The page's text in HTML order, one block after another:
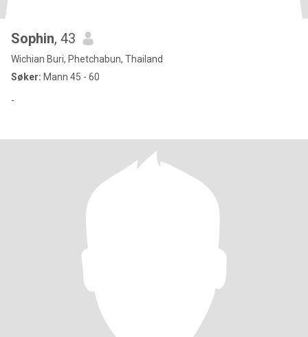
Sophin, 43
Wichian Buri, Phetchabun, Thailand
Søker: Mann 45 - 60
-